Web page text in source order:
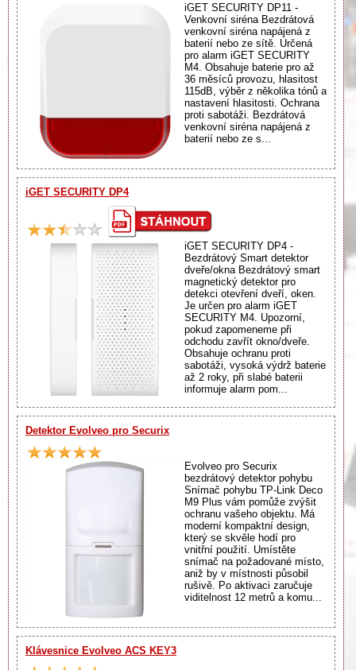
iGET SECURITY DP11 -
Venkovní siréna Bezdrátová
venkovní siréna napájená z
baterií nebo ze sítě. Určená
pro alarm iGET SECURITY
M4. Obsahuje baterie pro až
36 měsíců provozu, hlasitost
115dB, výběr z několika tónů a
nastavení hlasitosti. Ochrana
proti sabotáži. Bezdrátová
venkovní siréna napájená z
baterií nebo ze s...
iGET SECURITY DP4
iGET SECURITY DP4 -
Bezdrátový Smart detektor
dveře/okna Bezdrátový smart
magnetický detektor pro
detekci otevření dveří, oken.
Je určen pro alarm iGET
SECURITY M4. Upozorní,
pokud zapomeneme při
odchodu zavřít okno/dveře.
Obsahuje ochranu proti
sabotáži, vysoká výdrž baterie
až 2 roky, při slabé baterii
informuje alarm pom...
Detektor Evolveo pro Securix
Evolveo pro Securix
bezdrátový detektor pohybu
Snímač pohybu TP-Link Deco
M9 Plus vám pomůže zvýšit
ochranu vašeho objektu. Má
moderní kompaktní design,
který se skvěle hodí pro
vnitřní použití. Umístěte
snímač na požadované místo,
aniž by v místnosti působil
rušivě. Po aktivaci zaručuje
viditelnost 12 metrů a komu...
Klávesnice Evolveo ACS KEY3